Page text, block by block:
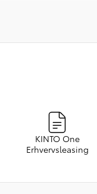
KINTO One
Erhvervsleasing